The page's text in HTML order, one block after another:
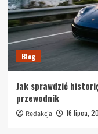
Blog
Jak sprawdzić
przewodnik
Redakcja 16 lipca,